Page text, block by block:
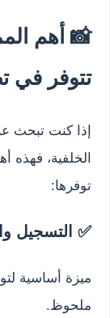
📸 أهم
تتوفر في
إذا كنت تبحث
الخلفية، فهذه
توفرها:
✅ التسجيل
ميزة أساسية
ملحوظ.